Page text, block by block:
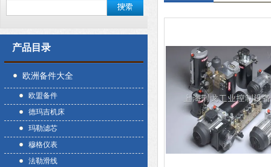
产品目录
欧洲备件大全
欧盟备件
德玛吉机床
玛勒滤芯
穆格仪表
法勒滑线